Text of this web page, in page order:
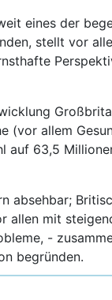
eines der
stellt vor
(vor allem
auf 63,5
absehbar;
allen mit
-
begründen.